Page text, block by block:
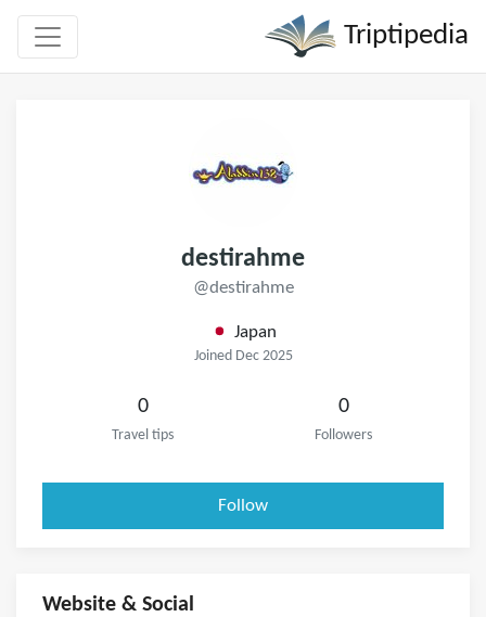
Triptipedia
destirahme
@destirahme
Japan
Joined Dec 2025
0
Travel tips
0
Followers
Follow
Website & Social